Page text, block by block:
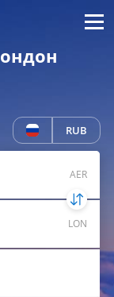
Меню
RUB
AER
LON